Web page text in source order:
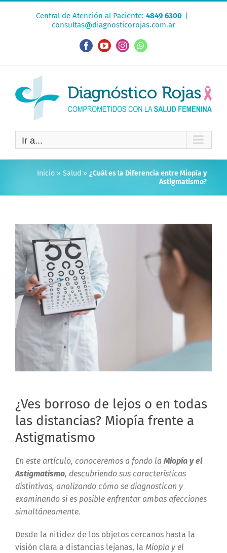
Central de Atención al Paciente: 4849 6300 |
consultas@diagnosticorojas.com.ar
FacebookYouTubeInstagramWhatsApp
Ir a...
Inicio » Salud » ¿Cuál es la Diferencia entre Miopía y
Astigmatismo?
¿Ves borroso de lejos o en todas
las distancias? Miopía frente a
Astigmatismo
En este artículo, conoceremos a fondo la Miopía y el
Astigmatismo, descubriendo sus características
distintivas, analizando cómo se diagnostican y
examinando si es posible enfrentar ambas afecciones
simultáneamente.
Desde la nitidez de los objetos cercanos hasta la
visión clara a distancias lejanas, la Miopía y el